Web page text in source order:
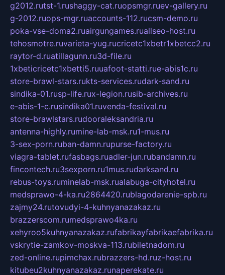
g2012.rutst-1.rushaggy-cat.ruopsmgr.ruev-gallery.ru
g-2012.ruops-mgr.ruaccounts-112.rucsm-demo.ru
poka-vse-doma2.ruairgungames.ruallseo-host.ru
tehosmotre.ruvarieta-yug.rucricetc1xbetr1xbetcc2.ru
raytor-d.ruatillagunn.ru3d-file.ru
1xbeticricetc1xbetti5.ruuafoot-statti.rue-abis1c.ru
store-brawl-stars.rukts-services.rudark-sand.ru
sindika-01.rusp-life.rux-legion.rusib-archives.ru
e-abis-1-c.rusindika01.ruvenda-festival.ru
store-brawlstars.rudooraleksandria.ru
antenna-highly.rumine-lab-msk.ru1-mus.ru
3-sex-porn.ruban-damn.rupurse-factory.ru
viagra-tablet.rufasbags.ruadler-jun.rubandamn.ru
fincontech.ru3sexporn.ru1mus.rudarksand.ru
rebus-toys.ruminelab-msk.rualabuga-cityhotel.ru
medsprawo-4-ka.ru2864420.rublagodarenie-spb.ru
zajmy24.rutovudyi-4-kuhnyanazakaz.ru
brazzerscom.rumedsprawo4ka.ru
xehyroo5kuhnyanazakaz.rufabrikayfabrikaefabrika.ru
vskrytie-zamkov-moskva-113.rubiletnadom.ru
zed-online.rupimchax.rubrazzers-hd.ruz-host.ru
kitubeu2kuhnyanazakaz.runaperekate.ru